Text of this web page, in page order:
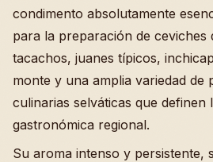
condimento absolutamente
para la preparación de ceviches
tacachos, juanes típicos,
monte y una amplia variedad de
culinarias selváticas que definen
gastronómica regional.
Su aroma intenso y persistente,